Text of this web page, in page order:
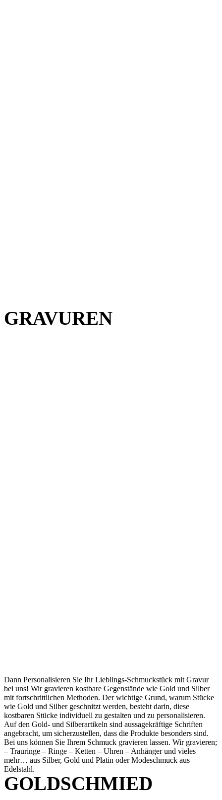
GRAVUREN
Dann Personalisieren Sie Ihr Lieblings-Schmuckstück mit Gravur
bei uns! Wir gravieren kostbare Gegenstände wie Gold und Silber
mit fortschrittlichen Methoden. Der wichtige Grund, warum Stücke
wie Gold und Silber geschnitzt werden, besteht darin, diese
kostbaren Stücke individuell zu gestalten und zu personalisieren.
Auf den Gold- und Silberartikeln sind aussagekräftige Schriften
angebracht, um sicherzustellen, dass die Produkte besonders sind.
Bei uns können Sie Ihrem Schmuck gravieren lassen. Wir gravieren;
– Trauringe – Ringe – Ketten – Uhren – Anhänger und vieles
mehr… aus Silber, Gold und Platin oder Modeschmuck aus
Edelstahl.
GOLDSCHMIED